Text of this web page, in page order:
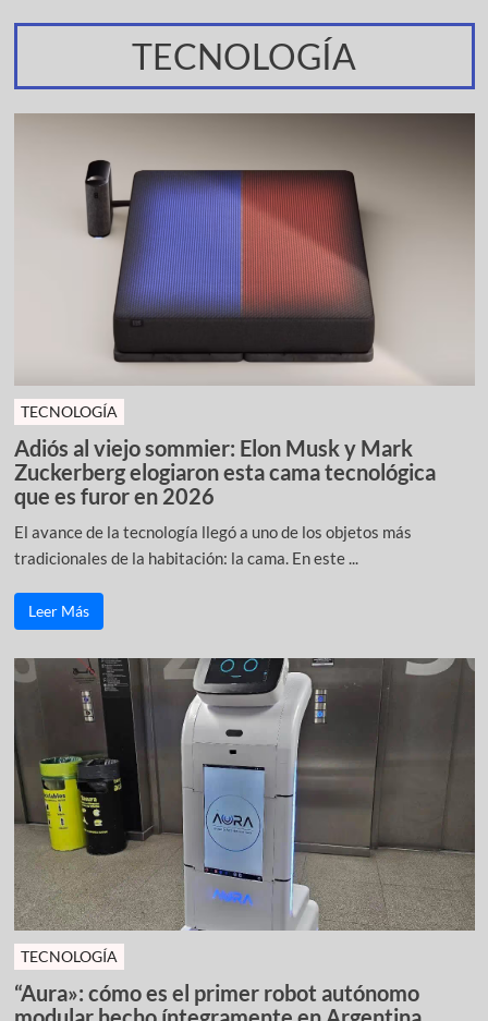
TECNOLOGÍA
TECNOLOGÍA
Adiós al viejo sommier: Elon Musk y Mark
Zuckerberg elogiaron esta cama tecnológica
que es furor en 2026
El avance de la tecnología llegó a uno de los objetos más
tradicionales de la habitación: la cama. En este ...
Leer Más
TECNOLOGÍA
“Aura»: cómo es el primer robot autónomo